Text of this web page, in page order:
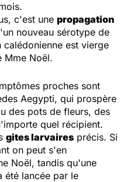
c'est une propagation
nouveau sérotype de
est vierge
Mme Noël.
proches sont
Aegypti, qui prospère
des pots de fleurs, des
quel récipient.
gites larvaires précis. Si
on peut s'en
Noël, tandis qu'une
été lancée par le